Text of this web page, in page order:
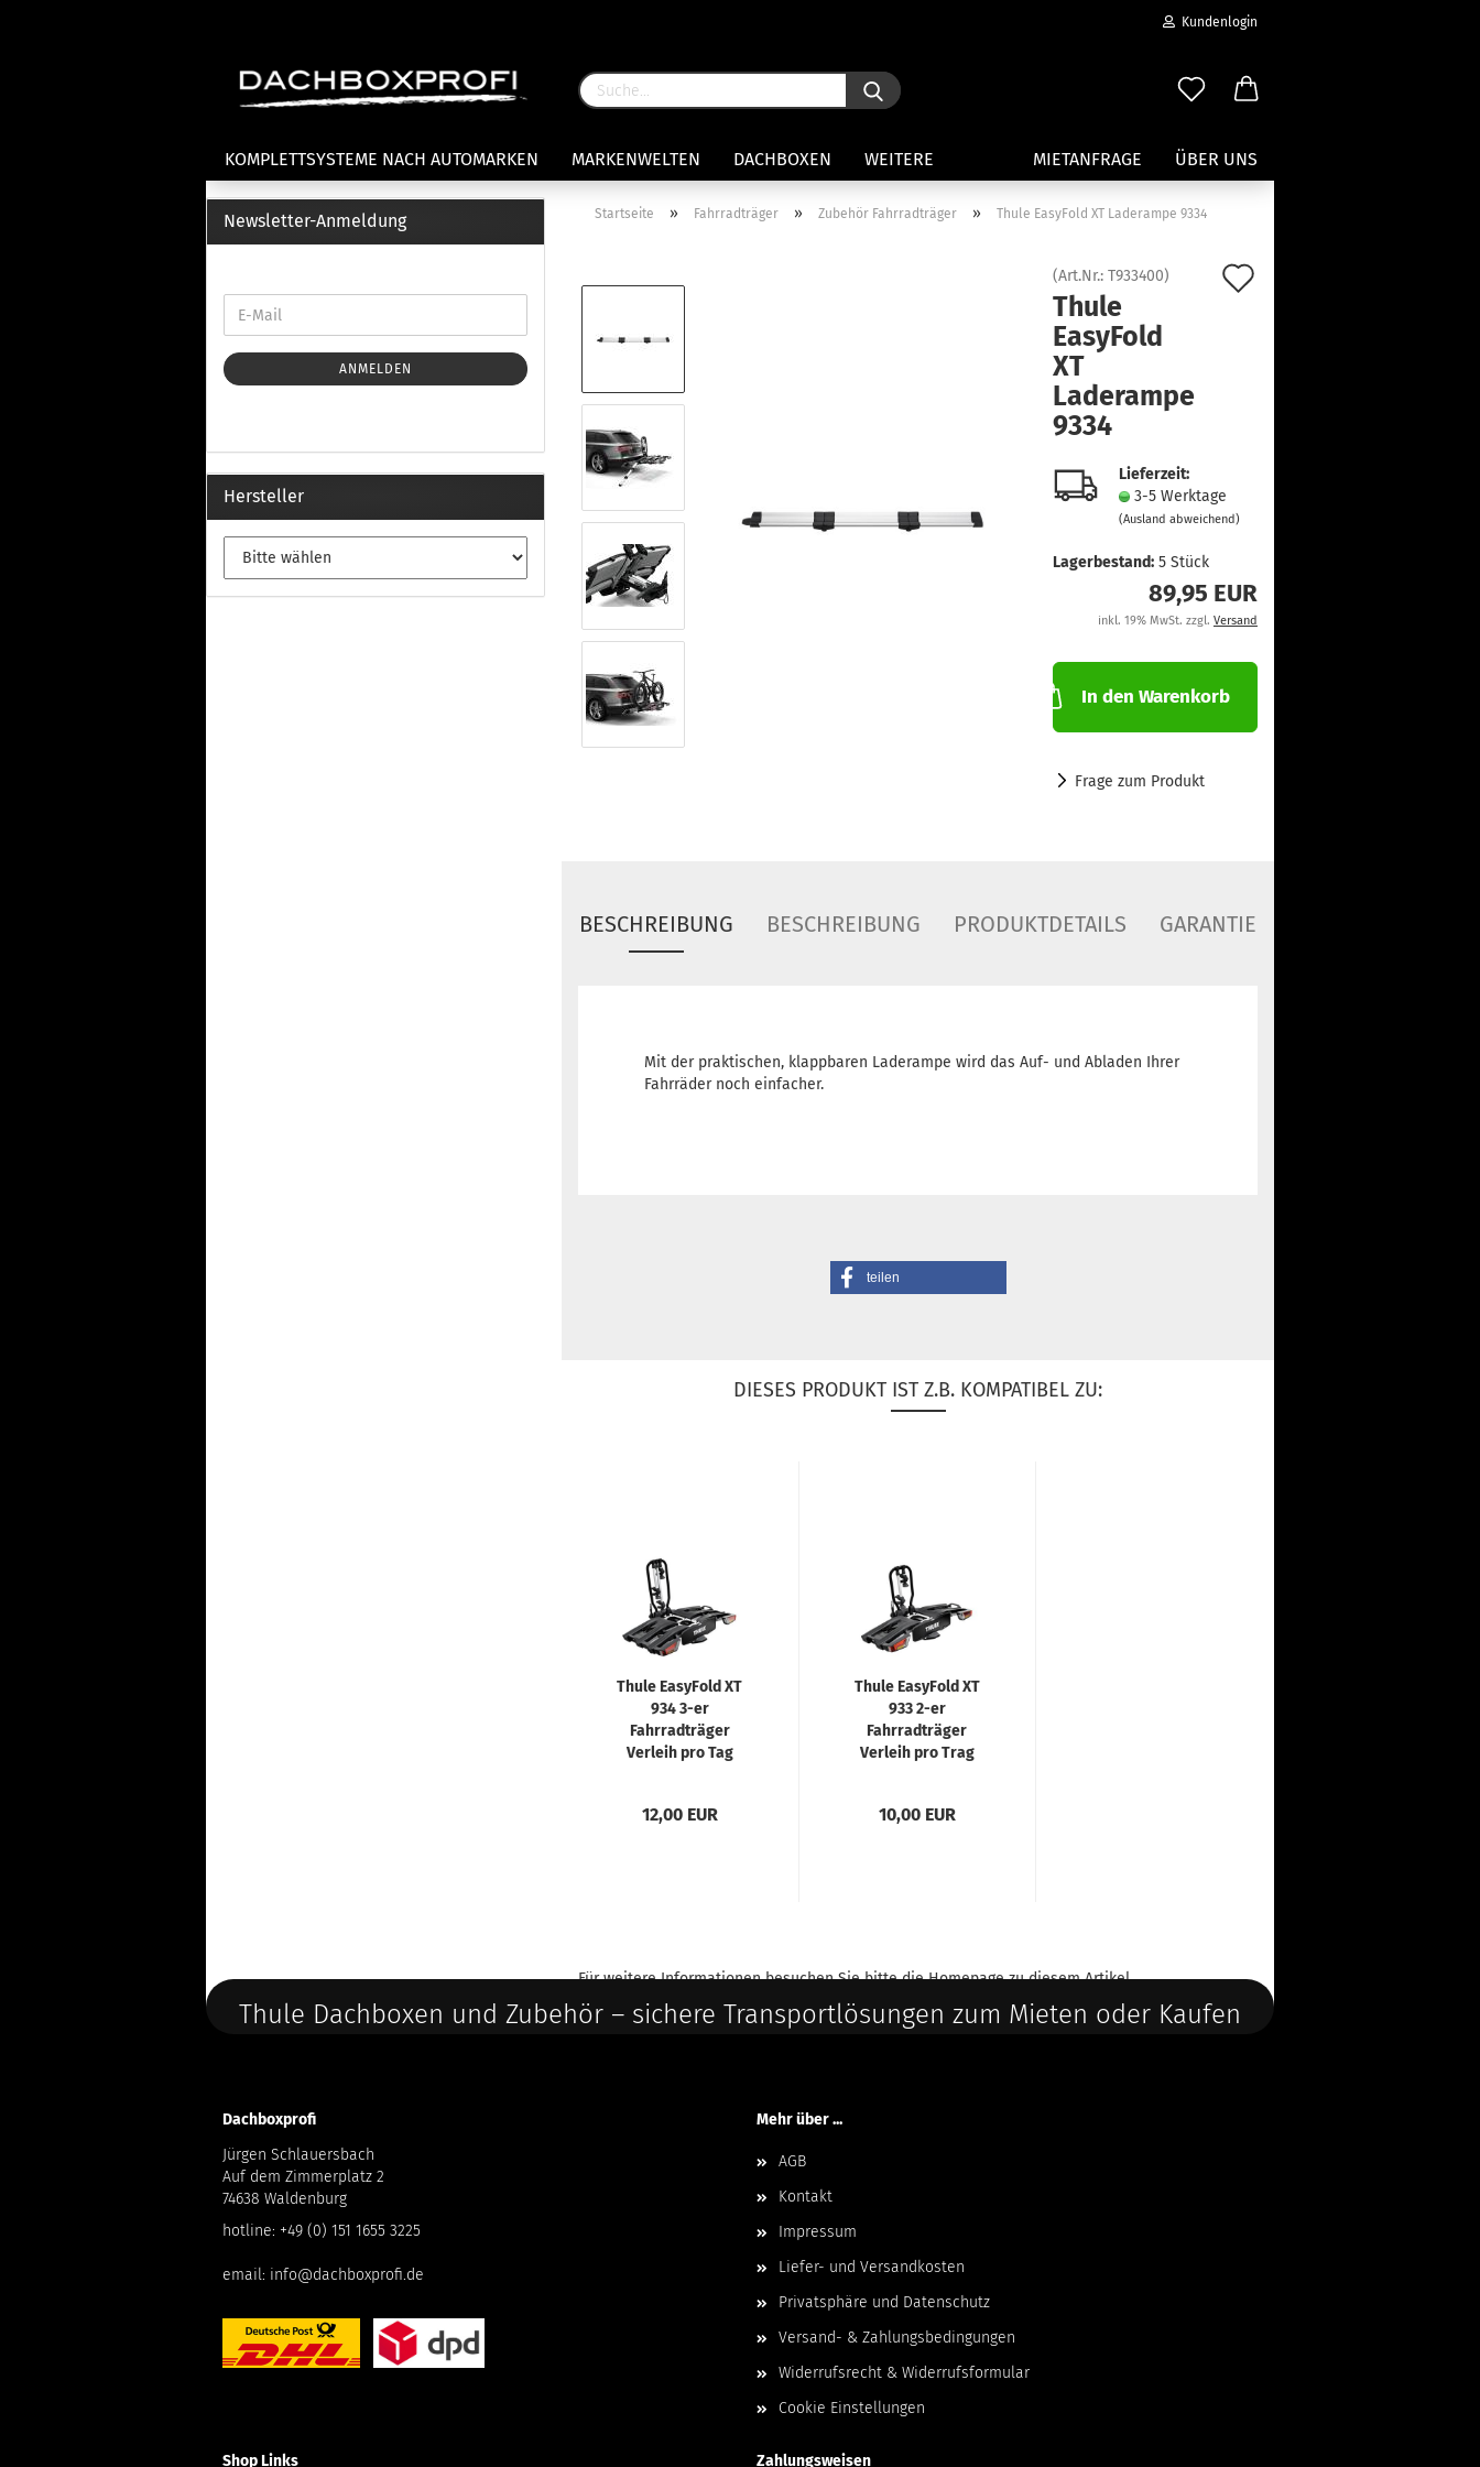
Kundenlogin
Passwort vergessen?
KOMPLETTSYSTEME NACH AUTOMARKEN MARKENWELTEN DACHBOXEN MIETANFRAGE ÜBER UNS
WEITERE
Heckklappenfahrradträger
Anhängekupplungsträger
E-Bike Fahrradträger
Lastenträgerfüße
Universaltträger Reling
Thule Montagekits 50.. für 7105
Clamp Fußsatz Fahrzeuge mit
Thule Kits 30.. für 753 Fußsatz
Fußsatz Fahrzeuge mit
integrierter Reling
Thule Montagekits 60.. für 7106
Fußsatz Fahrzeuge mit
integrierter Reling
Thule Montagekits 70.. für 7107
Paddleboard Traeger
Kajak und Kanuträger
Träger für Surfbretter
Zubehör für Wassersportträger
Startseite » Fahrradträger » Zubehör Fahrradträger » Thule EasyFold XT Laderampe 9334
(Art.Nr.:T933400)
Thule
EasyFold
XT
Laderampe
9334
Lieferzeit:
3-5 Werktage
(Ausland abweichend)
Lagerbestand: 5Stück
89,95 EUR
inkl. 19% MwSt. zzgl. Versand
In den Warenkorb
Frage zum Produkt
BESCHREIBUNG BESCHREIBUNG PRODUKTDETAILS GARANTIE
Mit der praktischen, klappbaren Laderampe wird das Auf- und Abladen Ihrer
Fahrräder noch einfacher.
teilen
DIESES PRODUKT IST Z.B. KOMPATIBEL ZU:
Thule EasyFold XT
934 3-er
Fahrradträger
Verleih pro Tag
12,00 EUR
Thule EasyFold XT
933 2-er
Fahrradträger
Verleih pro Trag
10,00 EUR
Für weitere Informationen besuchen Sie bitte dieHomepagezu diesem Artikel.
Newsletter-Anmeldung
ANMELDEN
Hersteller
Thule Dachboxen und Zubehör – sichere Transportlösungen zum Mieten oder Kaufen
Dachboxprofi
Jürgen Schlauersbach
Auf dem Zimmerplatz 2
74638 Waldenburg
hotline: +49 (0) 151 1655 3225
email: info@dachboxprofi.de
Mehr über ...
AGB
Kontakt
Impressum
Liefer- und Versandkosten
Privatsphäre und Datenschutz
Versand- & Zahlungsbedingungen
Widerrufsrecht & Widerrufsformular
Cookie Einstellungen
Shop Links Zahlungsweisen